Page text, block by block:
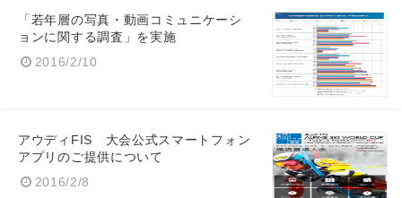
「若年層の写真・動画コミュニケーシ
ョンに関する調査」を実施
2016/2/10
アウディFIS 大会公式スマートフォン
アプリのご提供について
2016/2/8